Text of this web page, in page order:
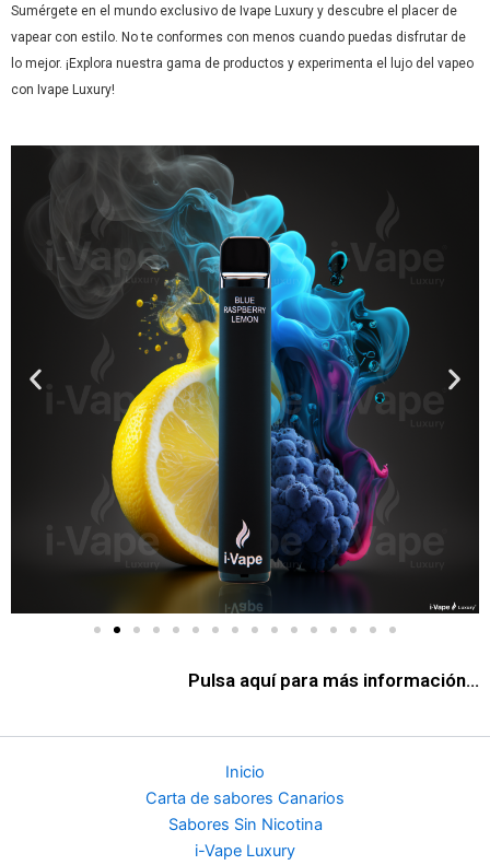
Sumérgete en el mundo exclusivo de Ivape Luxury y descubre el placer de
vapear con estilo. No te conformes con menos cuando puedas disfrutar de
lo mejor. ¡Explora nuestra gama de productos y experimenta el lujo del vapeo
con Ivape Luxury!
Pulsa aquí para más información...
Inicio
Carta de sabores Canarios
Sabores Sin Nicotina
i-Vape Luxury